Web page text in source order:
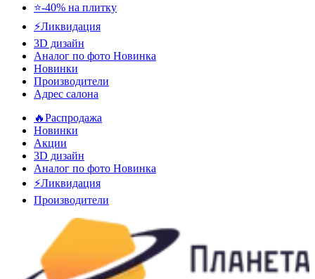
⭐-40% на плитку
⚡️Ликвидация
3D дизайн
Аналог по фото Новинка
Новинки
Производители
Адрес салона
🔥Распродажа
Новинки
Акции
3D дизайн
Аналог по фото Новинка
⚡Ликвидация
Производители